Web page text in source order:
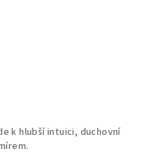
k hlubší intuici, duchovní